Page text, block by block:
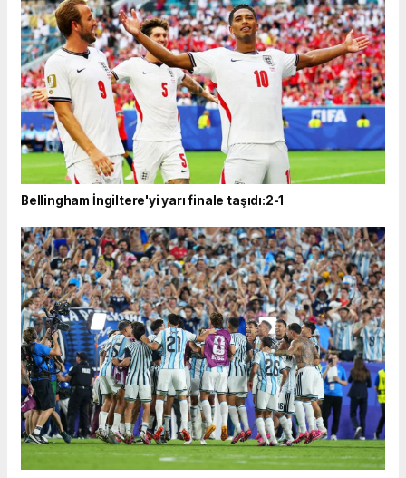
Bellingham İngiltere'yi yarı finale taşıdı:2-1